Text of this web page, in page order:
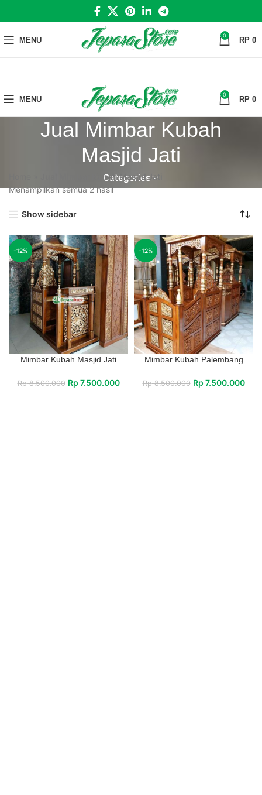
MENU 0 RP 0
MENU 0 RP 0
Jual Mimbar Kubah
Masjid Jati
Categories
Jual Mimbar Kubah Masjid Jati
Menampilkan semua 2 hasil
Show sidebar
-12%
Mimbar Kubah Masjid Jati
Rp8.500.000 Rp 7.500.000
-12%
Mimbar Kubah Palembang
Rp8.500.000 Rp 7.500.000